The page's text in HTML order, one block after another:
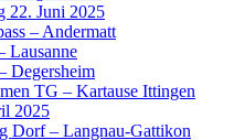
22. Juni 2025
– Andermatt
Lausanne
Degersheim
TG – Kar­tau­se Ittingen
2025
Dorf – Langnau-Gattikon